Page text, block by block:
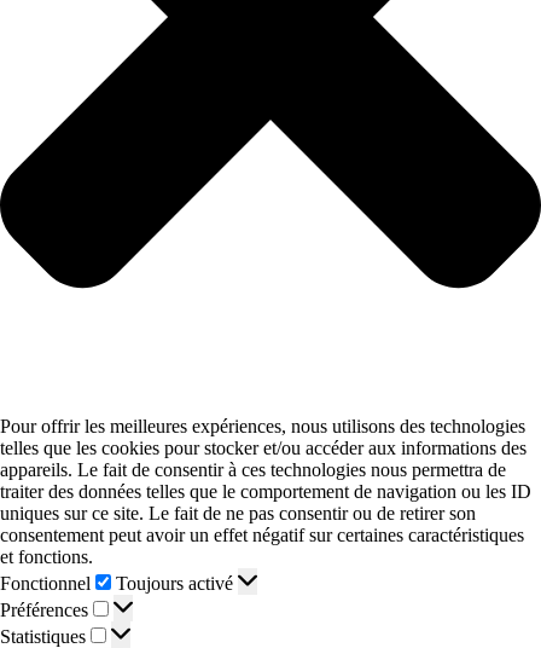
Pour offrir les meilleures expériences, nous utilisons des technologies
telles que les cookies pour stocker et/ou accéder aux informations des
appareils. Le fait de consentir à ces technologies nous permettra de
traiter des données telles que le comportement de navigation ou les ID
uniques sur ce site. Le fait de ne pas consentir ou de retirer son
consentement peut avoir un effet négatif sur certaines caractéristiques
et fonctions.
Fonctionnel
Toujours activé
Préférences
Statistiques